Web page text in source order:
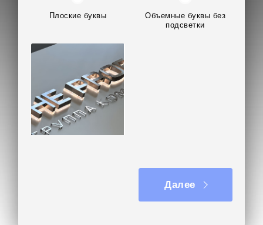
Плоские буквы
Объемные буквы без
подсветки
Далее